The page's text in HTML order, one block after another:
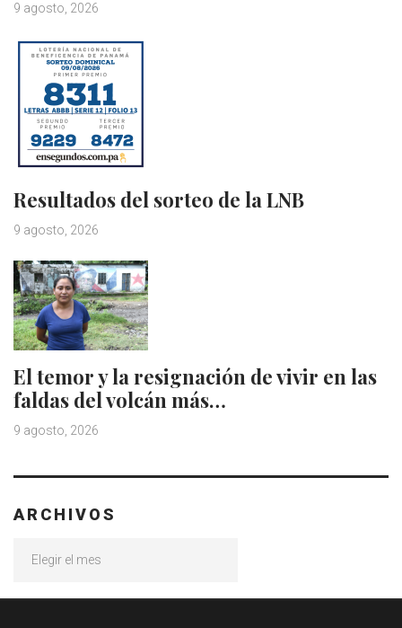
9 agosto, 2026
Resultados del sorteo de la LNB
9 agosto, 2026
El temor y la resignación de vivir en las
faldas del volcán más…
9 agosto, 2026
ARCHIVOS